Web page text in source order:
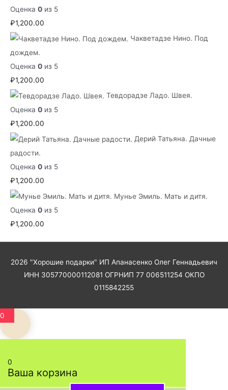
Оценка 0 из 5
₽1,200.00
Чакветадзе Нино. Под
дождем.
Оценка 0 из 5
₽1,200.00
Тевдорадзе Ладо. Швея.
Оценка 0 из 5
₽1,200.00
Дерий Татьяна. Дачные
радости.
Оценка 0 из 5
₽1,200.00
Мунье Эмиль. Мать и дитя.
Оценка 0 из 5
₽1,200.00
2026 "Хорошие подарки" ИП Апанасенко Олег Геннадьевич
ИНН 305770000112081 ОГРНИП 77 006511254 ОКПО
0115842255
0
0
Ваша корзина